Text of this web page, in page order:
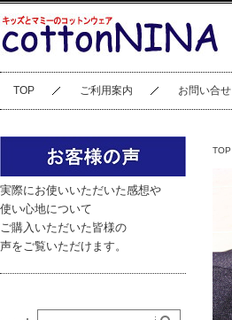
TOP ご利用案内 お問い合せ
TOP
実際にお使いいただいた感想や
使い心地について
ご購入いただいた皆様の
声をご覧いただけます。